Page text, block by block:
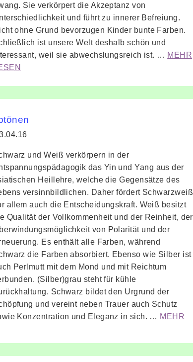
Sie verkörpert die Akzeptanz von
und führt zu innerer Befreiung.
ohne Grund bevorzugen Kinder bunte Farben.
ist unsere Welt deshalb schön und
weil sie abwechslungsreich ist. … MEHR
und Weiß verkörpern in der
das Yin und Yang aus der
Heillehre, welche die Gegensätze des
versinnbildlichen. Daher fördert Schwarzweiß
allem auch die Entscheidungskraft. Weiß besitzt
Qualität der Vollkommenheit und der Reinheit, der
von Polarität und der
Es enthält alle Farben, während
die Farben absorbiert. Ebenso wie Silber ist
Perlmutt mit dem Mond und mit Reichtum
(Silber)grau steht für kühle
Schwarz bildet den Urgrund der
und vereint neben Trauer auch Schutz
Konzentration und Eleganz in sich. … MEHR